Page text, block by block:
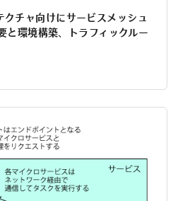
クチャ向けにサービスメッシュ
と環境構築、トラフィックルー